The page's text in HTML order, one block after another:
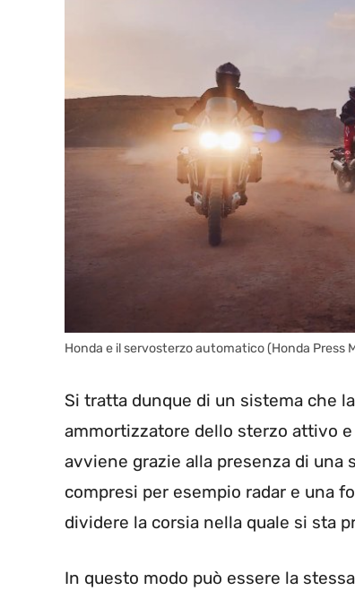
Honda e il servosterzo automatico (Honda Press
Si tratta dunque di un sistema che la
ammortizzatore dello sterzo attivo
avviene grazie alla presenza di
compresi per esempio radar e una
dividere la corsia nella quale si sta
In questo modo può essere la